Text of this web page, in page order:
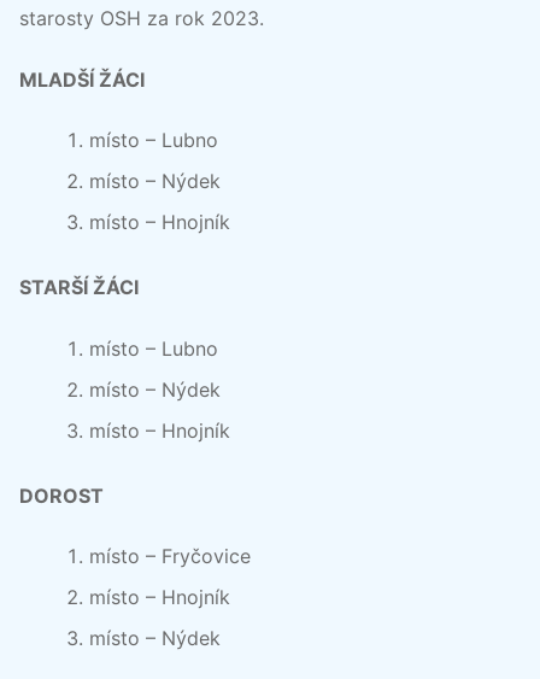
starosty OSH za rok 2023.
MLADŠÍ ŽÁCI
místo – Lubno
místo – Nýdek
místo – Hnojník
STARŠÍ ŽÁCI
místo – Lubno
místo – Nýdek
místo – Hnojník
DOROST
místo – Fryčovice
místo – Hnojník
místo – Nýdek